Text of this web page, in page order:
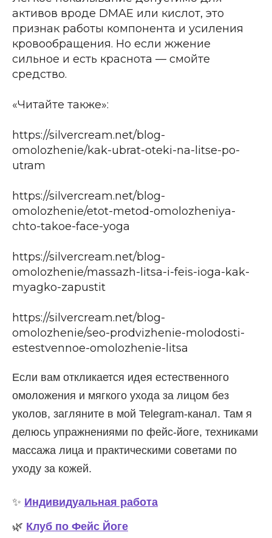
активов вроде DMAE или кислот, это
признак работы компонента и усиления
кровообращения. Но если жжение
сильное и есть краснота — смойте
средство.
«Читайте также»:
https://silvercream.net/blog-
omolozhenie/kak-ubrat-oteki-na-litse-po-
utram
https://silvercream.net/blog-
omolozhenie/etot-metod-omolozheniya-
chto-takoe-face-yoga
https://silvercream.net/blog-
omolozhenie/massazh-litsa-i-feis-ioga-kak-
myagko-zapustit
https://silvercream.net/blog-
omolozhenie/seo-prodvizhenie-molodosti-
estestvennoe-omolozhenie-litsa
Если вам откликается идея естественного
омоложения и мягкого ухода за лицом без
уколов, загляните в мой Telegram-канал. Там я
делюсь упражнениями по фейс-йоге, техниками
массажа лица и практическими советами по
уходу за кожей.
✨ Индивидуальная работа
🌿 Клуб по Фейс Йоге